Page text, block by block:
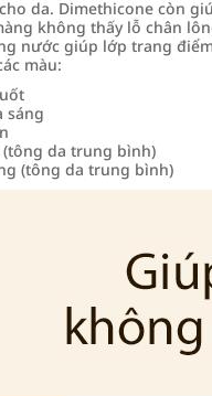
da. Dimethicone còn
không thấy lỗ chân
nước giúp lớp trang
màu:
sáng
(tông da trung bình)
(tông da trung bình)